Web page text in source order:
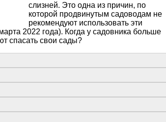
слизней. Это одна из причин, по
которой продвинутым садоводам не
рекомендуют использовать эти
2022 года). Когда у садовника больше
спасать свои сады?